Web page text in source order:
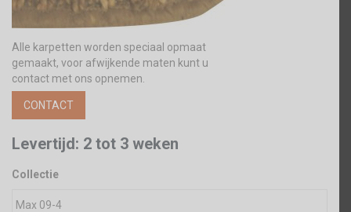
Alle karpetten worden speciaal opmaat
gemaakt, voor afwijkende maten kunt u
contact met ons opnemen.
CONTACT
Levertijd: 2 tot 3 weken
Collectie